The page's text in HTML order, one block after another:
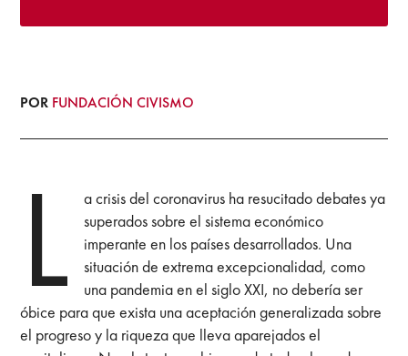
POR FUNDACIÓN CIVISMO
L
a crisis del coronavirus ha resucitado debates ya
superados sobre el sistema económico
imperante en los países desarrollados. Una
situación de extrema excepcionalidad, como
una pandemia en el siglo XXI, no debería ser
óbice para que exista una aceptación generalizada sobre
el progreso y la riqueza que lleva aparejados el